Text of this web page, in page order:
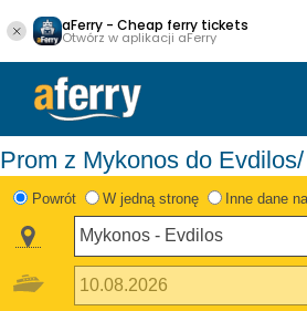
aFerry - Cheap ferry tickets
Otwórz w aplikacji aFerry
Prom z Mykonos do
Powrót W jedną stronę Inne dane